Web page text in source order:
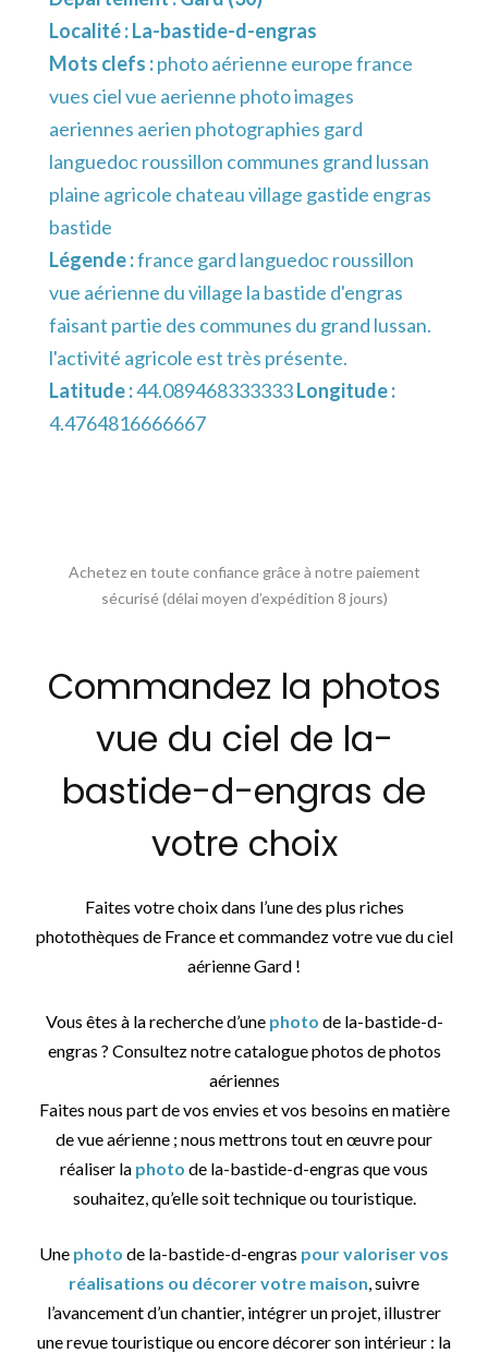
Localité :La-bastide-d-engras
Mots clefs :photo aérienne europe france
vues ciel vue aerienne photo images
aeriennes aerien photographies gard
languedoc roussillon communes grand lussan
plaine agricole chateau village gastide engras
bastide
Légende :france gard languedoc roussillon
vue aérienne du village la bastide d'engras
faisant partie des communes du grand lussan.
l'activité agricole est très présente.
Latitude :44.089468333333Longitude :
4.4764816666667
Achetez en toute confiance grâce à notre paiement
sécurisé (délai moyen d’expédition 8 jours)
Commandez la photos
vue du ciel de la-
bastide-d-engras de
votre choix
Faites votre choix dans l’une des plus riches
photothèques de France et commandez votre vue du ciel
aérienne Gard !
Vous êtes à la recherche d’une photo de la-bastide-d-
engras ? Consultez notre catalogue photos de photos
aériennes
Faites nous part de vos envies et vos besoins en matière
de vue aérienne ; nous mettrons tout en œuvre pour
réaliser la photo de la-bastide-d-engras que vous
souhaitez, qu’elle soit technique ou touristique.
Une photo de la-bastide-d-engras pour valoriser vos
réalisations ou décorer votre maison, suivre
l’avancement d’un chantier, intégrer un projet, illustrer
une revue touristique ou encore décorer son intérieur : la